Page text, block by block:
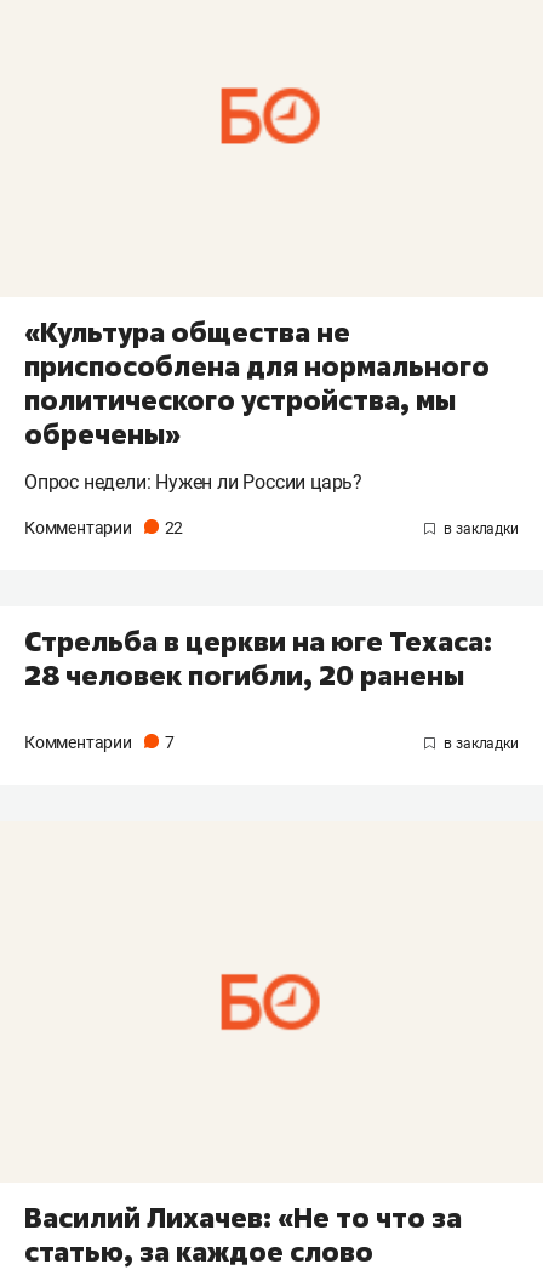
«Культура общества не
приспособлена для нормального
политического устройства, мы
обречены»
Опрос недели: Нужен ли России царь?
Комментарии 22
Стрельба в церкви на юге Техаса:
28 человек погибли, 20 ранены
Комментарии 7
Василий Лихачев: «Не то что за
статью, за каждое слово